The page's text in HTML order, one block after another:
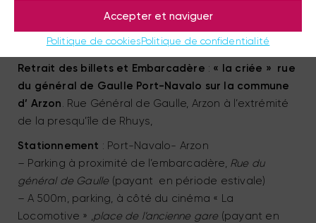
Accepter et naviguer
Politique de cookiesPolitique de confidentialité
Retrait des billets et Embarcadère : « la criée » rue
du général de Gaulle Port-Navalo sur la commune
d’ Arzon. Rue Général de Gaulle, Arzon à l’extrémité
de la presqu’île de Rhuys,
Stationnement : Port-Navalo- Arzon
– Parking à proximité de l’embarcadère, Rue du
général de Gaulle (payant en période estivale)
– A 500m, parking, à côté du cinéma « La
Locomotive » ,place de l’ancienne gare (payant en